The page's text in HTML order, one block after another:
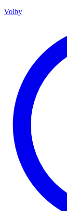
Volby